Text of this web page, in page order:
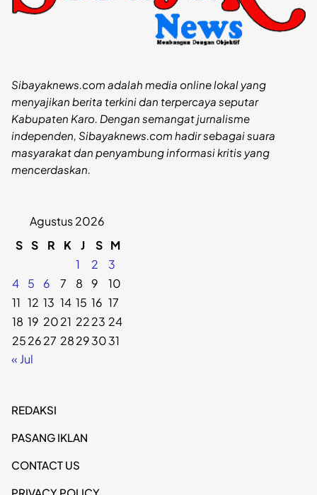
Sibayaknews.com adalah media online lokal yang
menyajikan berita terkini dan terpercaya seputar
Kabupaten Karo. Dengan semangat jurnalisme
independen, Sibayaknews.com hadir sebagai suara
masyarakat dan penyambung informasi kritis yang
mencerdaskan.
Agustus 2026
S S R K J S M
1
2
3
4
5 6 7 8 9
10
11 12 13 14 15 16 17
18 19 2021 2223 24
252627 28293031
« Jul
REDAKSI
PASANG IKLAN
CONTACT US